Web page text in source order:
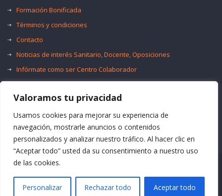
Valoramos tu privacidad
Usamos cookies para mejorar su experiencia de
navegación, mostrarle anuncios o contenidos
personalizados y analizar nuestro tráfico. Al hacer clic en
“Aceptar todo” usted da su consentimiento a nuestro uso
de las cookies.
Personalizar Rechazar todo Aceptar todo
Formación Bonificada
Términos y condiciones
Contacto
Noticias de interés Sanitario, Docente, Oposiciones
Infórmate como ser Centro Colaborador
Trabaja con nosotros
Oferta de Empleo Público
Bolsas de Empleo